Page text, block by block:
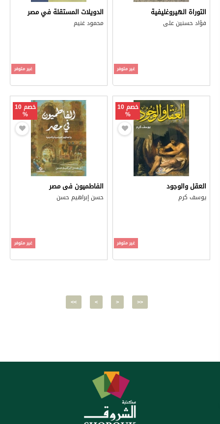
التوراة الهيروغليفية
فؤاد حسنين على
غير متوفر
الدويلات المستقلة في مصر
محمود غنيم
غير متوفر
خصم 10
%
العقل والوجود
يوسف كرم
غير متوفر
خصم 10
%
الفاطميون فى مصر
حسن إبراهيم حسن
غير متوفر
<< < > >>